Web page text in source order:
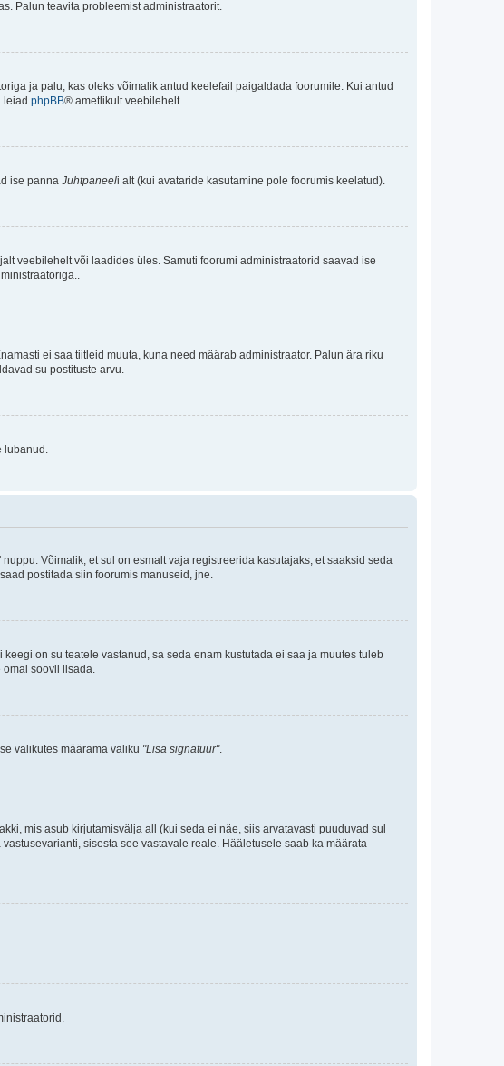
Palun teavita probleemist administraatorit.
ja palu, kas oleks võimalik antud keelefail paigaldada foorumile. Kui antud
leiad phpBB® ametlikult veebilehelt.
ise panna Juhtpaneeli alt (kui avataride kasutamine pole foorumis keelatud).
veebilehelt või laadides üles. Samuti foorumi administraatorid saavad ise
ei saa tiitleid muuta, kuna need määrab administraator. Palun ära riku
su postituste arvu.
lubanud.
Võimalik, et sul on esmalt vaja registreerida kasutajaks, et saaksid seda
postitada siin foorumis manuseid, jne.
on su teatele vastanud, sa seda enam kustutada ei saa ja muutes tuleb
omal soovil lisada.
valikutes määrama valiku "Lisa signatuur".
mis asub kirjutamisvälja all (kui seda ei näe, siis arvatavasti puuduvad sul
sisesta see vastavale reale. Hääletusele saab ka määrata